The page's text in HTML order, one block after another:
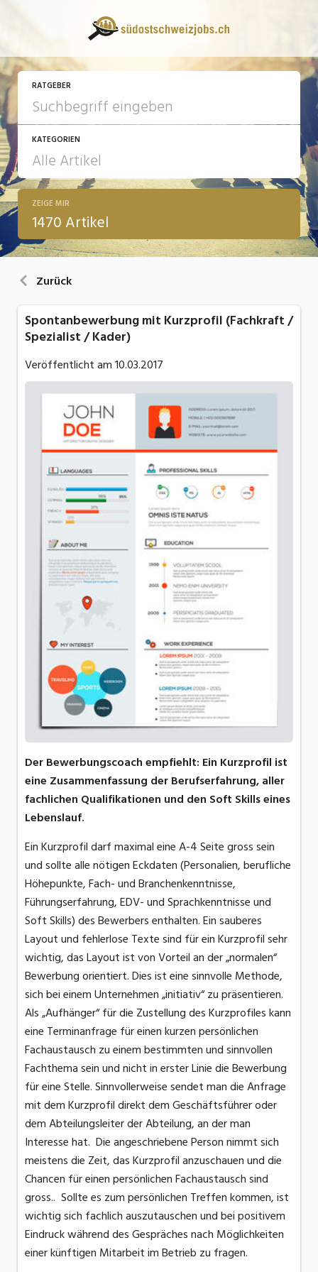
RATGEBER
KATEGORIEN
13 Fragen - 13 Antworten
Arbeit
ZEIGE MIR
1470 Artikel
Zurück
Spontanbewerbung mit Kurzprofil (Fachkraft /
Spezialist / Kader)
Veröffentlicht am10.03.2017
Der Bewerbungscoach empfiehlt: Ein Kurzprofil ist
eine Zusammenfassung der Berufserfahrung, aller
fachlichen Qualifikationen und den Soft Skills eines
Lebenslauf.
Ein Kurzprofil darf maximal eine A-4 Seite gross sein
und sollte alle nötigen Eckdaten (Personalien, berufliche
Höhepunkte, Fach- und Branchenkenntnisse,
Führungserfahrung, EDV- und Sprachkenntnisse und
Soft Skills) des Bewerbers enthalten. Ein sauberes
Layout und fehlerlose Texte sind für ein Kurzprofil sehr
wichtig, das Layout ist von Vorteil an der „normalen“
Bewerbung orientiert. Dies ist eine sinnvolle Methode,
sich bei einem Unternehmen „initiativ“ zu präsentieren.
Als „Aufhänger“ für die Zustellung des Kurzprofiles kann
eine Terminanfrage für einen kurzen persönlichen
Fachaustausch zu einem bestimmten und sinnvollen
Fachthema sein und nicht in erster Linie die Bewerbung
für eine Stelle. Sinnvollerweise sendet man die Anfrage
mit dem Kurzprofil direkt dem Geschäftsführer oder
dem Abteilungsleiter der Abteilung, an der man
Interesse hat. Die angeschriebene Person nimmt sich
meistens die Zeit, das Kurzprofil anzuschauen und die
Chancen für einen persönlichen Fachaustausch sind
gross.. Sollte es zum persönlichen Treffen kommen, ist
wichtig sich fachlich auszutauschen und bei positivem
Eindruck während des Gespräches nach Möglichkeiten
einer künftigen Mitarbeit im Betrieb zu fragen.